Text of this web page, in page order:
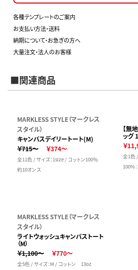
各種テンプレートのご案内
お支払い方法・送料
納期について・お急ぎの方へ
大量注文・法人のお客様
■関連商品
MARKLESS STYLE（マークレス
スタイル）
キャンバスデイリートート(M)
￥715～
￥374～
全11色 / サイズ：1size / コットン100％
約10オンス
【無
ッグ
￥
全1色
100%
MARKLESS STYLE（マークレス
スタイル）
ライトウォッシュキャンバストート
（M）
￥1,100～
￥770～
全5色 / サイズ：M / コットン 13oz